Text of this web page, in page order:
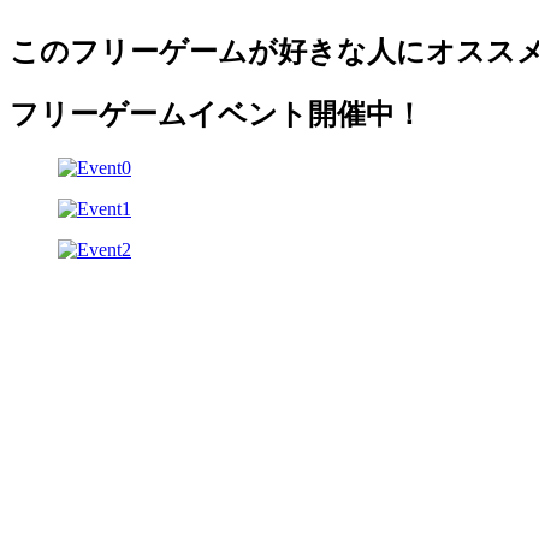
このフリーゲームが好きな人にオスス
フリーゲームイベント開催中！